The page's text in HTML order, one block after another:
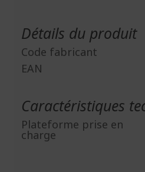
Détails du produit
Code fabricant
EAN
Caractéristiques
Plateforme prise en
charge